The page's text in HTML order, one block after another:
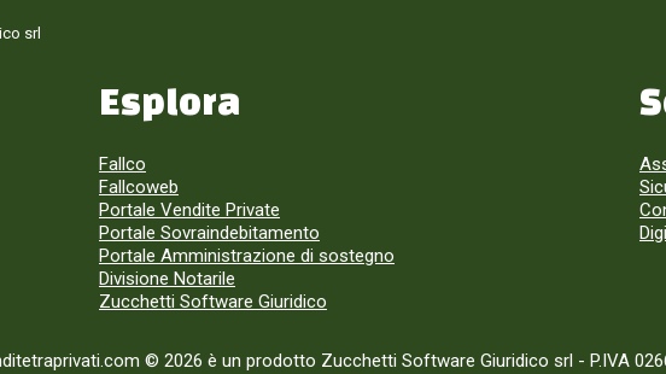
srl
Esplora
Fallco
Fallcoweb
Portale Vendite Private
Portale Sovraindebitamento
Portale Amministrazione di sostegno
Divisione Notarile
Zucchetti Software Giuridico
© 2026 è un prodotto Zucchetti Software Giuridico srl - P.IVA